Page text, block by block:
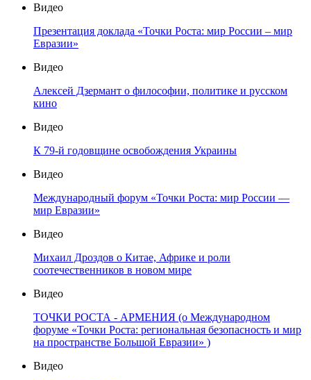
Видео
Презентация доклада «Точки Роста: мир России – мир
Евразии»
Видео
Алексей Дзермант о философии, политике и русском
кино
Видео
К 79-й годовщине освобождения Украины
Видео
Международный форум «Точки Роста: мир России —
мир Евразии»
Видео
Михаил Дроздов о Китае, Африке и роли
соотечественников в новом мире
Видео
ТОЧКИ РОСТА - АРМЕНИЯ (о Международном
форуме «Точки Роста: региональная безопасность и мир
на пространстве Большой Евразии» )
Видео